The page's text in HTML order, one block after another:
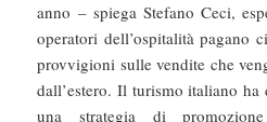
anno – spiega Stefano Ceci,
operatori dell’ospitalità pagano
provvigioni sulle vendite che
dall’estero. Il turismo italiano
una strategia di